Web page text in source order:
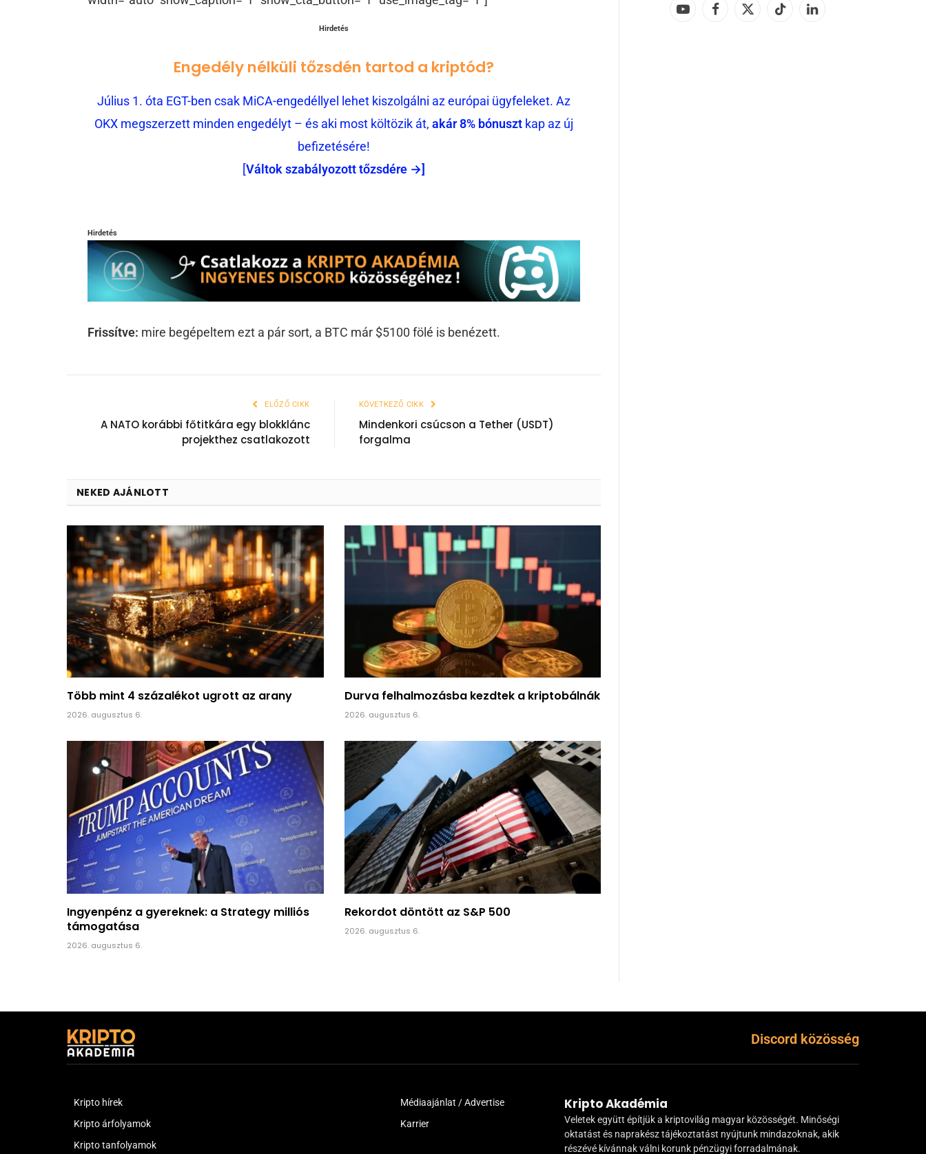
Hirdetés
Engedély nélküli tőzsdén tartod a kriptód?
Július 1. óta EGT-ben csak MiCA-engedéllyel lehet kiszolgálni az európai ügyfeleket. Az
OKX megszerzett minden engedélyt – és aki most költözik át, akár 8% bónuszt kap az új
befizetésére!
[Váltok szabályozott tőzsdére →]
Hirdetés
Frissítve: mire begépeltem ezt a pár sort, a BTC már $5100 fölé is benézett.
ELŐZŐ CIKK
A NATO korábbi főtitkára egy blokklánc
projekthez csatlakozott
KÖVETKEZŐ CIKK
Mindenkori csúcson a Tether (USDT)
forgalma
NEKED AJÁNLOTT
Több mint 4 százalékot ugrott az arany
2026. augusztus 6.
Durva felhalmozásba kezdtek a kriptobálnák
2026. augusztus 6.
Ingyenpénz a gyereknek: a Strategy milliós
támogatása
2026. augusztus 6.
Rekordot döntött az S&P 500
2026. augusztus 6.
YouTubeFacebook
X
TikTok LinkedIn
Discord közösség
Kripto hírek
Kripto árfolyamok
Kripto tanfolyamok
Médiaajánlat / Advertise
Karrier
Kripto Akadémia
Veletek együtt építjük a kriptovilág magyar közösségét. Minőségi
oktatást és naprakész tájékoztatást nyújtunk mindazoknak, akik
részévé kívánnak válni korunk pénzügyi forradalmának.